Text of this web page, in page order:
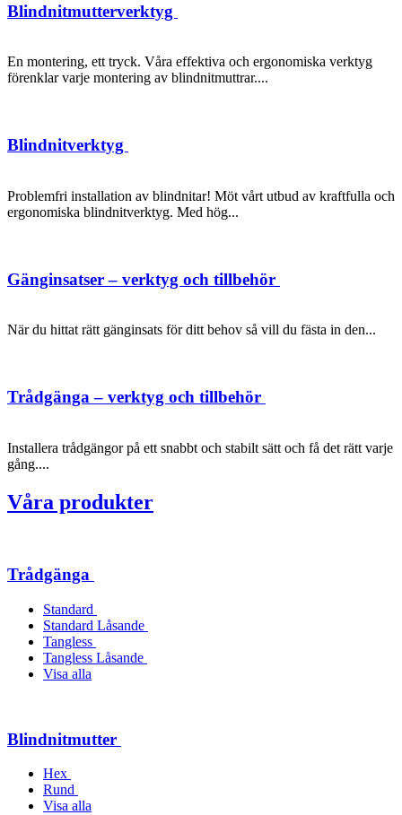
Blindnitmutterverktyg
En montering, ett tryck. Våra effektiva och ergonomiska verktyg
förenklar varje montering av blindnitmuttrar....
Blindnitverktyg
Problemfri installation av blindnitar! Möt vårt utbud av kraftfulla och
ergonomiska blindnitverktyg. Med hög...
Gänginsatser – verktyg och tillbehör
När du hittat rätt gänginsats för ditt behov så vill du fästa in den...
Trådgänga – verktyg och tillbehör
Installera trådgängor på ett snabbt och stabilt sätt och få det rätt varje
gång....
Våra produkter
Trådgänga
Standard
Standard Låsande
Tangless
Tangless Låsande
Visa alla
Blindnitmutter
Hex
Rund
Visa alla